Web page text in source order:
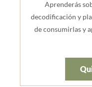
Aprenderás
decodificación y
de consumirlas y